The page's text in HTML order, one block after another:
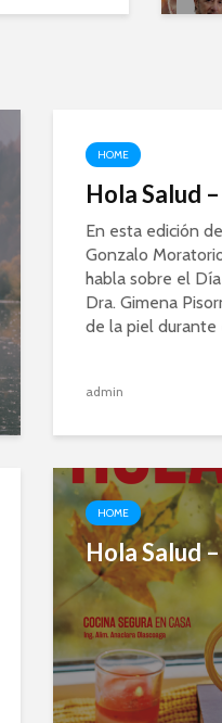
HOME
Hola Salud
En esta edición
Gonzalo
habla sobre el
Dra. Gimena
de la piel durante
admin
HOME
Hola Salud